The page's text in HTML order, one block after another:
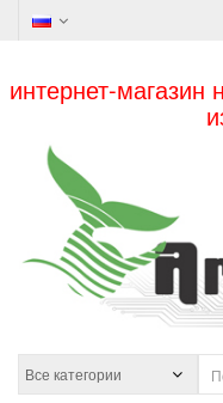
интернет-магазин